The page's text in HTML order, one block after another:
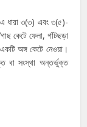
ধারা ৩(৩) এবং ৩(৫)-
কেটে ফেলা, গাঁটছড়া
অঙ্গ কেটে নেওয়া।
বা সংস্থা অন্তর্ভুক্ত